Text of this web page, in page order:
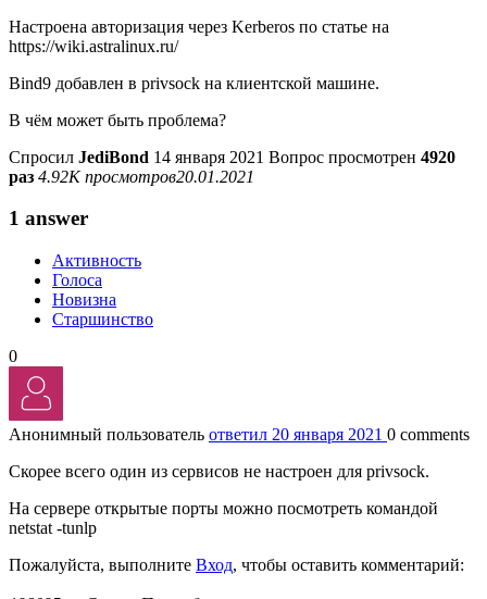
Настроена авторизация через Kerberos по статье на
https://wiki.astralinux.ru/
Bind9 добавлен в privsock на клиентской машине.
В чём может быть проблема?
Спросил JediBond 14 января 2021 Вопрос просмотрен 4920
раз 4.92K просмотров20.01.2021
1 answer
Активность
Голоса
Новизна
Старшинство
0
Анонимный пользователь ответил 20 января 2021 0 comments
Скорее всего один из сервисов не настроен для privsock.
На сервере открытые порты можно посмотреть командой
netstat -tunlp
Пожалуйста, выполните Вход, чтобы оставить комментарий: